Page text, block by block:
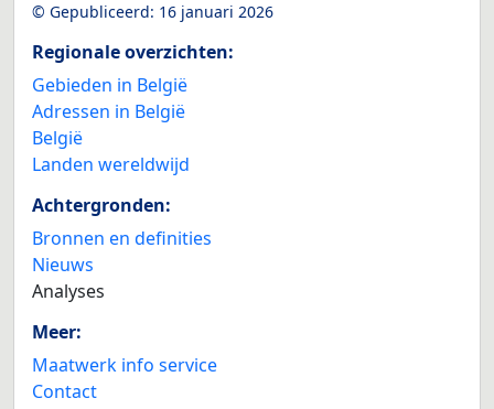
© Gepubliceerd: 16 januari 2026
Regionale overzichten:
Gebieden in België
Adressen in België
België
Landen wereldwijd
Achtergronden:
Bronnen en definities
Nieuws
Analyses
Meer:
Maatwerk info service
Contact